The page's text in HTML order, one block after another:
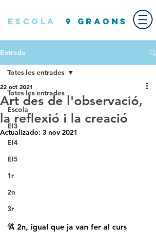
ESCOLA 9 GRAONS
Entrada
Totes les entrades
Escola
EI3
EI4
EI5
1r
2n
3r
4t
Totes les entrades
Art des de l'observació,
la reflexió i la creació
22 oct 2021
Actualizado: 3 nov 2021
A 2n, igual que ja van fer al curs